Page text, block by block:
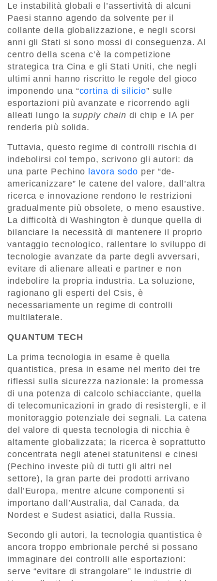
Le instabilità globali e l’assertività di alcuni
Paesi stanno agendo da solvente per il
collante della globalizzazione, e negli scorsi
anni gli Stati si sono mossi di conseguenza. Al
centro della scena c’è la competizione
strategica tra Cina e gli Stati Uniti, che negli
ultimi anni hanno riscritto le regole del gioco
imponendo una “cortina di silicio” sulle
esportazioni più avanzate e ricorrendo agli
alleati lungo lasupply chain di chip e IA per
renderla più solida.
Tuttavia, questo regime di controlli rischia di
indebolirsi col tempo, scrivono gli autori: da
una parte Pechino lavora sodo per “de-
americanizzare” le catene del valore, dall’altra
ricerca e innovazione rendono le restrizioni
gradualmente più obsolete, o meno esaustive.
La difficoltà di Washington è dunque quella di
bilanciare la necessità di mantenere il proprio
vantaggio tecnologico, rallentare lo sviluppo di
tecnologie avanzate da parte degli avversari,
evitare di alienare alleati e partner e non
indebolire la propria industria. La soluzione,
ragionano gli esperti del Csis, è
necessariamente un regime di controlli
multilaterale.
QUANTUM TECH
La prima tecnologia in esame è quella
quantistica, presa in esame nel merito dei tre
riflessi sulla sicurezza nazionale: la promessa
di una potenza di calcolo schiacciante, quella
di telecomunicazioni in grado di resistergli, e il
monitoraggio potenziale dei segnali. La catena
del valore di questa tecnologia di nicchia è
altamente globalizzata; la ricerca è soprattutto
concentrata negli atenei statunitensi e cinesi
(Pechino investe più di tutti gli altri nel
settore), la gran parte dei prodotti arrivano
dall’Europa, mentre alcune componenti si
importano dall’Australia, dal Canada, da
Nordest e Sudest asiatici, dalla Russia.
Secondo gli autori, la tecnologia quantistica è
ancora troppo embrionale perché si possano
immaginare dei controlli alle esportazioni:
serve “evitare di strangolare” le industrie di